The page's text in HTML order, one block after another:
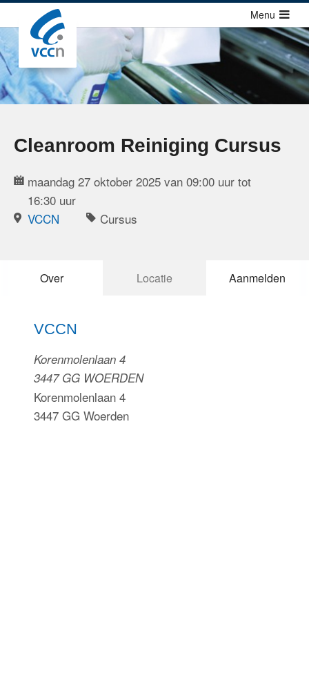
Sla
links
over
Jump
to
to
content
Menu
Cleanroom Reiniging Cursus
maandag 27 oktober 2025 van 09:00 uur tot
16:30 uur
VCCN
Cursus
Over Locatie Aanmelden
VCCN
Korenmolenlaan 4
3447 GG WOERDEN
Korenmolenlaan 4
3447 GG Woerden
Cursussen
Congressen
Congressen
Publicaties